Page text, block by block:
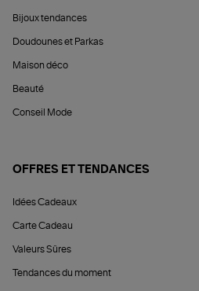
Bijoux tendances
Doudounes et Parkas
Maison déco
Beauté
Conseil Mode
OFFRES ET TENDANCES
Idées Cadeaux
Carte Cadeau
Valeurs Sûres
Tendances du moment